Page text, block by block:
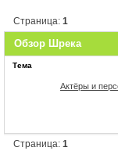
Обзор Шрека
Страница:1
Тема
Актёры и
Страница:1